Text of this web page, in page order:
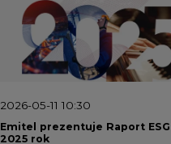
2026-05-11 10:30
Emitel prezentuje Raport ESG
2025 rok